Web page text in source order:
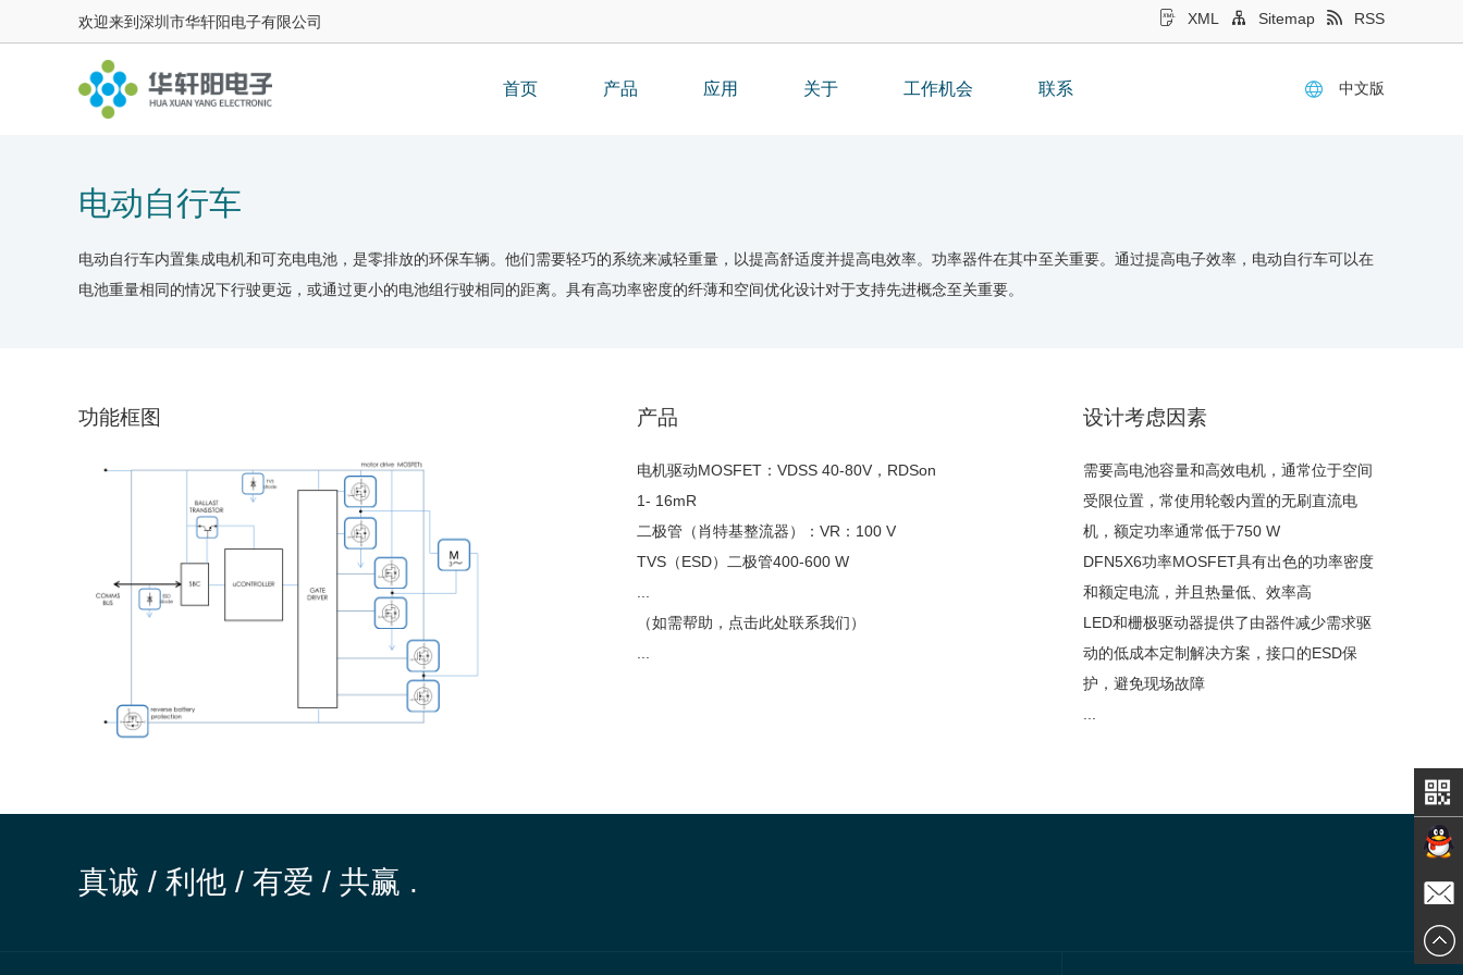
欢迎来到深圳市华轩阳电子有限公司 XML Sitemap RSS
首页 产品 应用 关于 工作机会 联系 中文版
电动自行车
电动自行车内置集成电机和可充电电池，是零排放的环保车辆。他们需要轻巧的系统来减轻重量，以提高舒适度并提高电效率。功率器件在其中至关重要。通过提高电子效率，电动自行车可以在
电池重量相同的情况下行驶更远，或通过更小的电池组行驶相同的距离。具有高功率密度的纤薄和空间优化设计对于支持先进概念至关重要。
功能框图 产品
电机驱动MOSFET：VDSS 40-80V，RDSon
1- 16mR
二极管（肖特基整流器）：VR：100 V
TVS（ESD）二极管400-600 W
（如需帮助，点击此处联系我们）
设计考虑因素
需要高电池容量和高效电机，通常位于空间
受限位置，常使用轮毂内置的无刷直流电
机，额定功率通常低于750 W
DFN5X6功率MOSFET具有出色的功率密度
和额定电流，并且热量低、效率高
LED和栅极驱动器提供了由器件减少需求驱
动的低成本定制解决方案，接口的ESD保
护，避免现场故障
真诚 / 利他 / 有爱 / 共赢 . 在线交
谈
发送邮